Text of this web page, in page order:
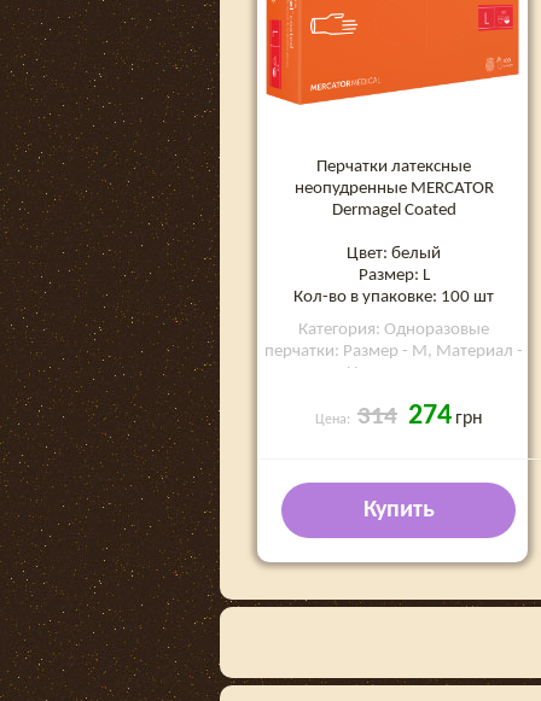
Перчатки латексные
неопудренные MERCATOR
Dermagel Coated
Цвет: белый
Размер: L
Кол-во в упаковке: 100 шт
Категория: Одноразовые
перчатки: Размер - M, Материал -
Нитриловые
Цена: 314 274 грн
Купить